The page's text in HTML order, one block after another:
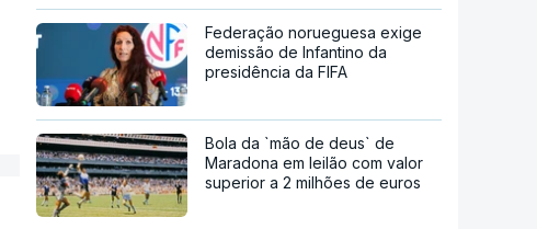
Federação norueguesa exige
demissão de Infantino da
presidência da FIFA
Bola da `mão de deus` de
Maradona em leilão com valor
superior a 2 milhões de euros